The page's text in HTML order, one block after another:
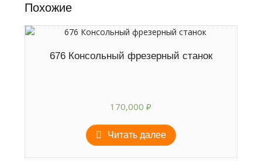
Похожие
676 Консольный фрезерный станок
170,000₽
Читать далее